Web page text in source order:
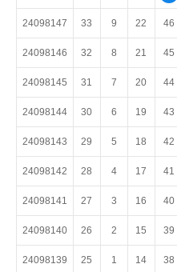
24098147 33 9 22 46
24098146 32 8 21 45
24098145 31 7 20 44
24098144 30 6 19 43
24098143 29 5 18 42
24098142 28 4 17 41
24098141 27 3 16 40
24098140 26 2 15 39
24098139 25 1 14 38